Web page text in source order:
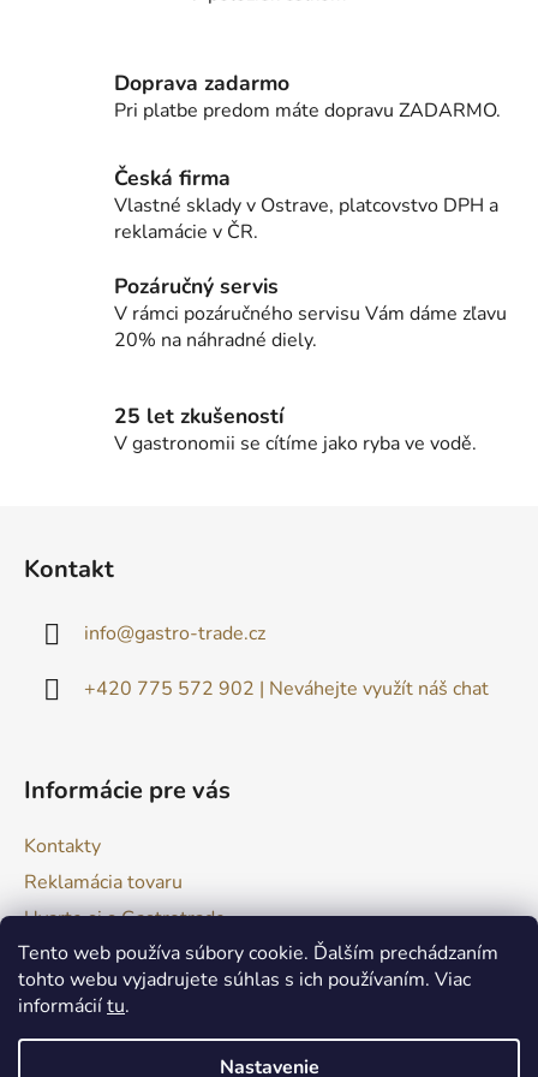
Tento web používa súbory cookie. Ďalším prechádzaním
tohto webu vyjadrujete súhlas s ich používaním. Viac
informáciítu.
Nastavenie
á
d
i
e
r
v
k
y
ý
p
i
Doprava zadarmo
Pri platbe predom máte dopravu ZADARMO.
Česká firma
Vlastné sklady v Ostrave, platcovstvo DPH a
reklamácie v ČR.
Pozáručný servis
V rámci pozáručného servisu Vám dáme zľavu
20% na náhradné diely.
25 let zkušeností
V gastronomii se cítíme jako ryba ve vodě.
Kontakt
info@gastro-trade.cz
+420 775 572 902 | Neváhejte využít náš chat
Informácie pre vás
Kontakty
Reklamácia tovaru
Uvarte si s Gastrotrade
Naše produkty - Tipy a triky
Obchodné podmienky